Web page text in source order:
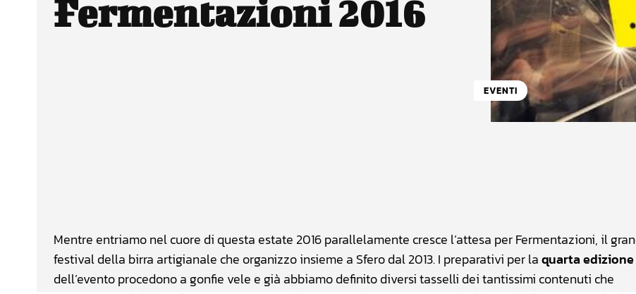
Fermentazioni 2016
EVENTI
Mentre entriamo nel cuore di questa estate 2016 parallelamente cresce l’attesa per Fermentazioni, il
festival della birra artigianale che organizzo insieme a Sfero dal 2013. I preparativi per laquarta edizione
dell’evento procedono a gonfie vele e già abbiamo definito diversi tasselli dei tantissimi contenuti che